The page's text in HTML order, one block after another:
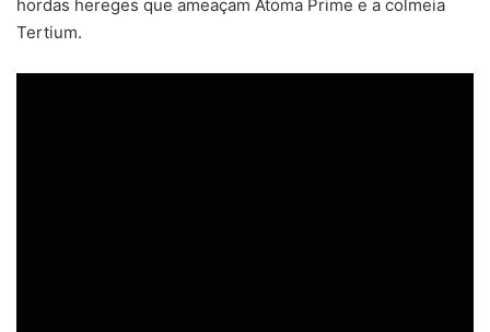
hordas hereges que ameaçam Atoma Prime e a colmeia
Tertium.